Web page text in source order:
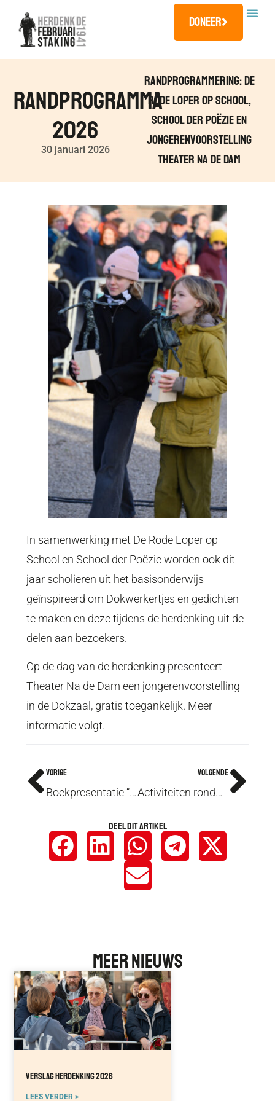
Doneer
Randprogramma
2026
30 januari 2026
Randprogrammering: De
Rode Loper Op School,
School Der Poëzie En
Jongerenvoorstelling
Theater Na De Dam
In samenwerking met De Rode Loper op
School en School der Poëzie worden ook dit
jaar scholieren uit het basisonderwijs
geïnspireerd om Dokwerkertjes en gedichten
te maken en deze tijdens de herdenking uit de
delen aan bezoekers.
Op de dag van de herdenking presenteert
Theater Na de Dam een jongerenvoorstelling
in de Dokzaal, gratis toegankelijk. Meer
informatie volgt.
Vorige
Boekpresentatie “We moeten iets doen”
Volgende
Activiteiten rondom Februaristaking
Deel Dit Artikel
Meer Nieuws
Verslag Herdenking 2026
LEES VERDER >